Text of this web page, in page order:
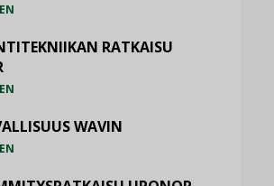
RATKAISU
WAVIN